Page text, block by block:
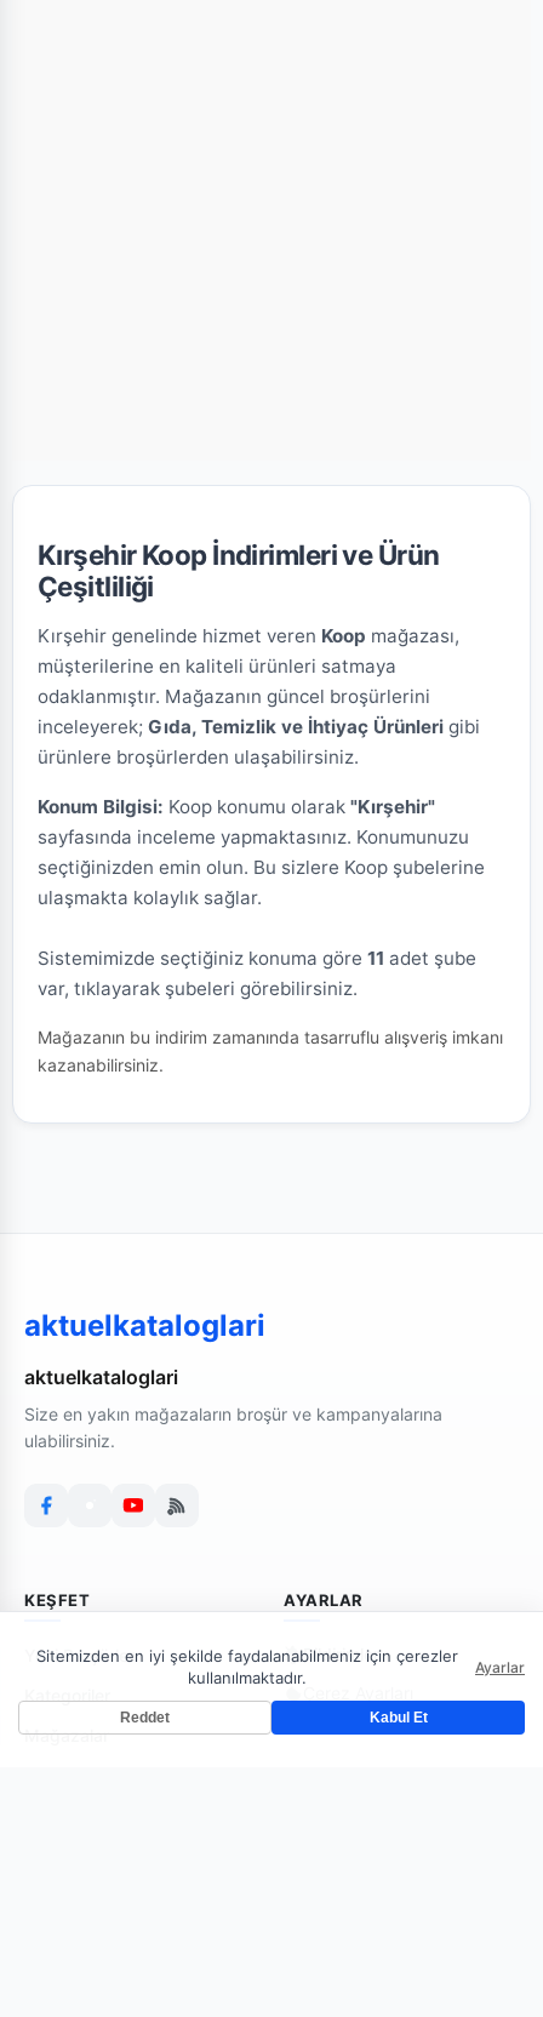
Kırşehir Koop İndirimleri ve Ürün
Çeşitliliği
Kırşehir genelinde hizmet veren Koop mağazası,
müşterilerine en kaliteli ürünleri satmaya
odaklanmıştır. Mağazanın güncel broşürlerini
inceleyerek; Gıda, Temizlik ve İhtiyaç Ürünleri gibi
ürünlere broşürlerden ulaşabilirsiniz.
Konum Bilgisi: Koop konumu olarak "Kırşehir"
sayfasında inceleme yapmaktasınız. Konumunuzu
seçtiğinizden emin olun. Bu sizlere Koop şubelerine
ulaşmakta kolaylık sağlar.
Sistemimizde seçtiğiniz konuma göre 11 adet şube
var, tıklayarak şubeleri görebilirsiniz.
Mağazanın bu indirim zamanında tasarruflu alışveriş imkanı
kazanabilirsiniz.
aktuelkataloglari
aktuelkataloglari
Size en yakın mağazaların broşür ve kampanyalarına
ulabilirsiniz.
KEŞFET
Yeni Broşürler
Mağazalar
AYARLAR
Bildirimler
Sitemizden en iyi şekilde faydalanabilmeniz için çerezler
kullanılmaktadır.
Ayarlar
Reddet Kabul Et